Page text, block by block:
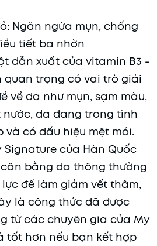
Ngăn ngừa mụn, chống
tiết bã nhờn
dẫn xuất của vitamin B3 -
quan trọng có vai trò giải
về da như mụn, sạm màu,
da đang trong tình
có dấu hiệu mệt mỏi.
của Hàn Quốc
bằng da thông thường
để làm giảm vết thâm,
là công thức đã được
từ các chuyên gia của My
tốt hơn nếu bạn kết hợp